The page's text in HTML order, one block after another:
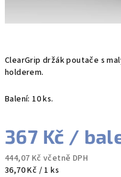
ClearGrip držák poutače s
holderem.
Balení: 10 ks.
367 Kč /
444,07 Kč včetně DPH
Měrná
36,70 Kč / 1 ks